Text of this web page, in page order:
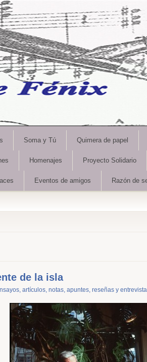
Soma y Tú Quimera de papel
Homenajes Proyecto Solidario
Eventos de amigos Razón de
de la isla
artículos, notas, apuntes, reseñas y